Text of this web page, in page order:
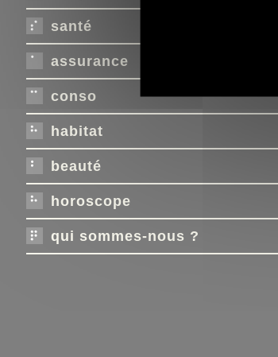
santé
assurance
conso
habitat
beauté
horoscope
qui sommes-nous ?